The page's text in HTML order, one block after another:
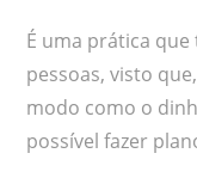
É uma prática
pessoas, visto
modo como o
possível fazer